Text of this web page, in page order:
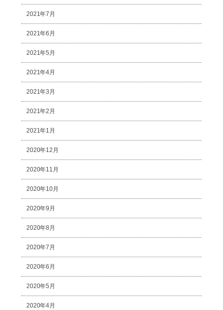
2021年7月
2021年6月
2021年5月
2021年4月
2021年3月
2021年2月
2021年1月
2020年12月
2020年11月
2020年10月
2020年9月
2020年8月
2020年7月
2020年6月
2020年5月
2020年4月